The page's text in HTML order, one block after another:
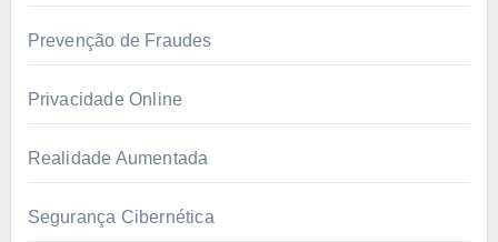
Prevenção de Fraudes
Privacidade Online
Realidade Aumentada
Segurança Cibernética